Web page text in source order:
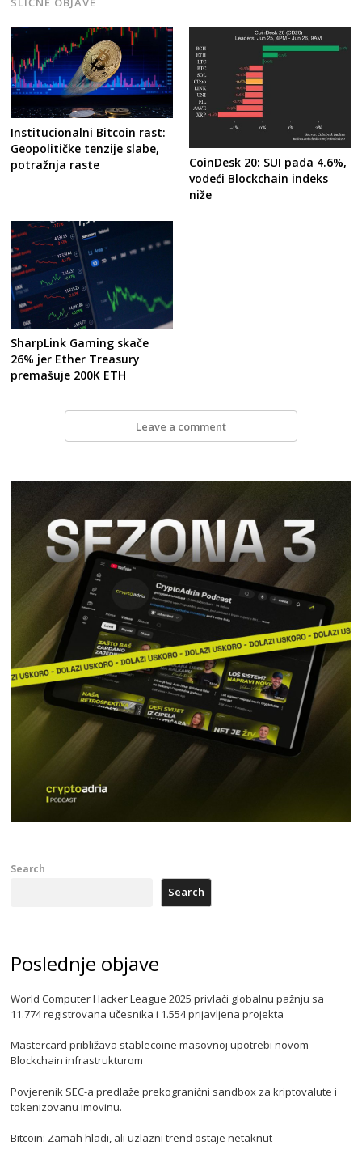
Institucionalni Bitcoin rast:
Geopolitičke tenzije slabe,
potražnja raste
CoinDesk 20: SUI pada 4.6%,
vodeći Blockchain indeks
niže
SharpLink Gaming skače
26% jer Ether Treasury
premašuje 200K ETH
Leave a comment
Post
navigation
Search
Search
Poslednje objave
World Computer Hacker League 2025 privlači globalnu pažnju sa
11.774 registrovana učesnika i 1.554 prijavljena projekta
Mastercard približava stablecoine masovnoj upotrebi novom
Blockchain infrastrukturom
Povjerenik SEC-a predlaže prekogranični sandbox za kriptovalute i
tokenizovanu imovinu.
Bitcoin: Zamah hladi, ali uzlazni trend ostaje netaknut